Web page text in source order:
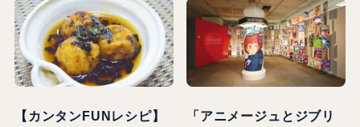
【カンタンFUNレシピ】
「アニメージュとジブリ